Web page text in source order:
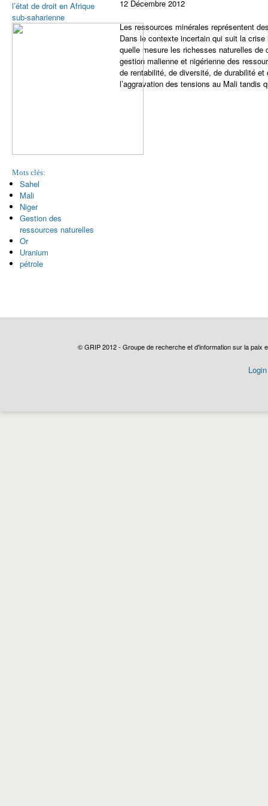
12 Décembre 2012
Les ressources minérales représentent
Dans le contexte incertain qui suit la
quelle mesure les richesses naturelles de
gestion malienne et nigérienne des
de rentabilité, de diversité, de durabilité
l’aggravation des tensions au Mali tandis
l’état de droit en Afrique
sub-saharienne
Mots clés:
Sahel
Mali
Niger
Gestion des
ressources naturelles
Or
Uranium
pétrole
© GRIP 2012 - Groupe de recherche et d'information sur la paix
Login